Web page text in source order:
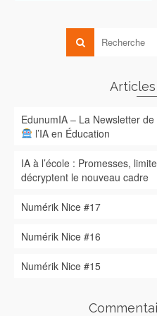
EdunumIA – La Newsletter de
l’IA en Éducation
IA à l’école : Promesses,
décryptent le nouveau cadre
Numérik Nice #17
Numérik Nice #16
Numérik Nice #15